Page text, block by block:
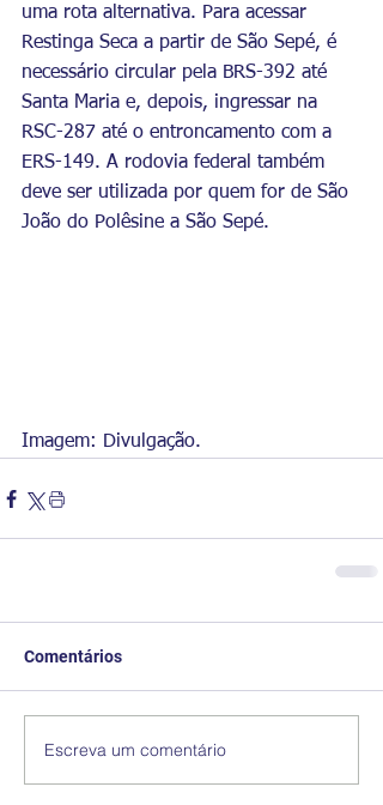
uma rota alternativa. Para acessar
Restinga Seca a partir de São Sepé, é
necessário circular pela BRS-392 até
Santa Maria e, depois, ingressar na
RSC-287 até o entroncamento com a
ERS-149. A rodovia federal também
deve ser utilizada por quem for de São
João do Polêsine a São Sepé.
Imagem: Divulgação.
Comentários
Escreva um comentário